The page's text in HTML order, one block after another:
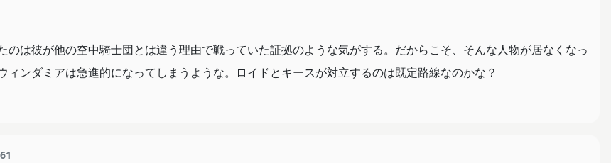
のは彼が他の空中騎士団とは違う理由で戦っていた証拠のような気がする。だからこそ、そんな人物が居なくなっ
ィンダミアは急進的になってしまうような。ロイドとキースが対立するのは既定路線なのかな？